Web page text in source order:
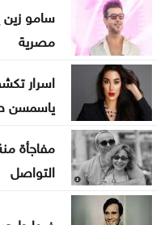
سامو زين
مصرية
اسرار
ياسمسن
مفاجأة
التواصل